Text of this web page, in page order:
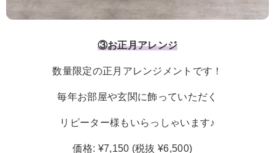
③お正月アレンジ
数量限定の正月アレンジメントです！
毎年お部屋や玄関に飾っていただく
リピーター様もいらっしゃいます♪
価格: ¥7,150 (税抜 ¥6,500)